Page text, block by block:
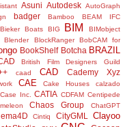
Asuni Autodesk AutoGraph
badger Bamboo
BEAM IFC
Bieker Boats
BIG BIM
BIMobject
Blender
BlockRanger BobCAM for
BookShelf Botcha BRAZIL
British Film Designers Guild
caad CAD Cademy Xyz
CAE Cake Houses
calzado
Case Inc.
CATIA CDFAM Centipede
Chaos Group ChatGPT
Cintiq CityGML Clayoo